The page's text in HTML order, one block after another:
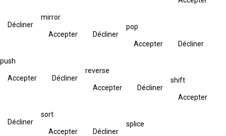
Décliner
mirror
Accepter Décliner
pop
Accepter Décliner
push
Accepter Décliner
reverse
Accepter Décliner
shift
Accepter
Décliner
sort
Accepter Décliner
splice